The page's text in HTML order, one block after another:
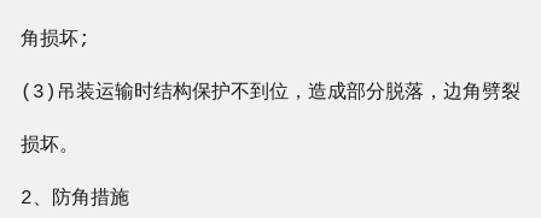
角损坏;
(3)吊装运输时结构保护不到位，造成部分脱落，边角劈裂
损坏。
2、防角措施